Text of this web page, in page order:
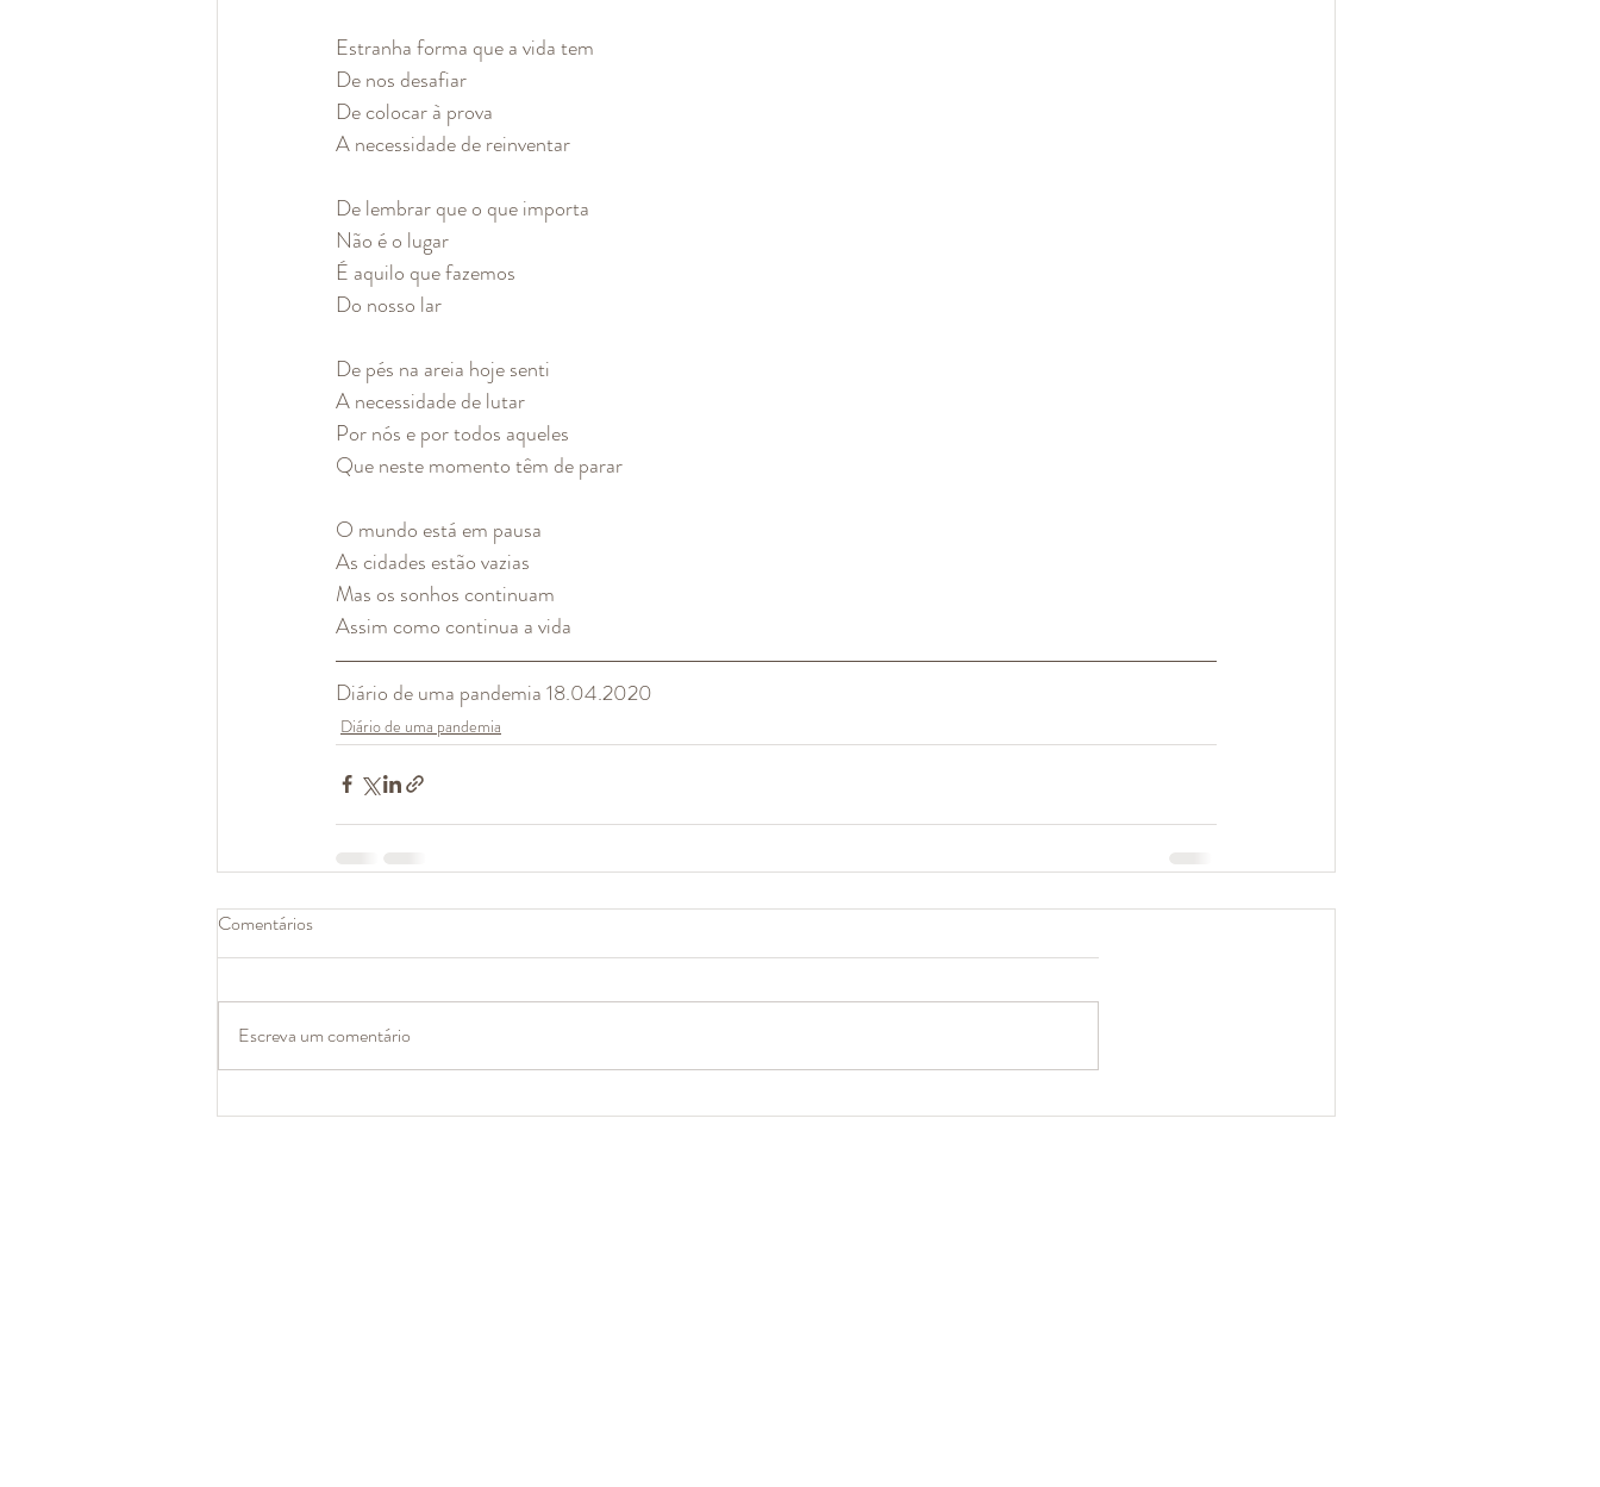
Estranha forma que a vida tem
De nos desafiar
De colocar à prova
A necessidade de reinventar
De lembrar que o que importa
Não é o lugar
É aquilo que fazemos
Do nosso lar
De pés na areia hoje senti
A necessidade de lutar
Por nós e por todos aqueles
Que neste momento têm de parar
O mundo está em pausa
As cidades estão vazias
Mas os sonhos continuam
Assim como continua a vida
Diário de uma pandemia 18.04.2020
Diário de uma pandemia
Comentários
Escreva um comentário